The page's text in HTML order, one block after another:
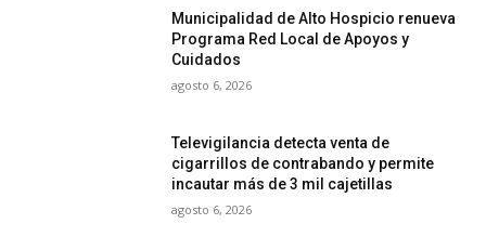
Municipalidad de Alto Hospicio renueva
Programa Red Local de Apoyos y
Cuidados
agosto 6, 2026
Televigilancia detecta venta de
cigarrillos de contrabando y permite
incautar más de 3 mil cajetillas
agosto 6, 2026